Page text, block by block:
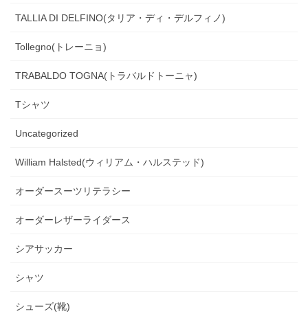
TALLIA DI DELFINO(タリア・ディ・デルフィノ)
Tollegno(トレーニョ)
TRABALDO TOGNA(トラバルドトーニャ)
Tシャツ
Uncategorized
William Halsted(ウィリアム・ハルステッド)
オーダースーツリテラシー
オーダーレザーライダース
シアサッカー
シャツ
シューズ(靴)